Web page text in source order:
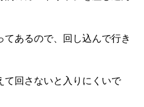
あるので、回し込んで行き
て回さないと入りにくいで